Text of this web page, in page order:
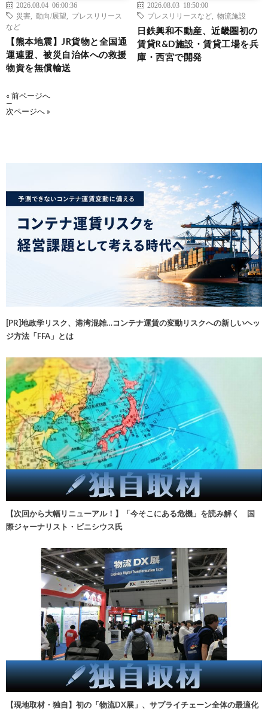
2026.08.04 06:00:36
災害
動向/展望
プレスリリース
など
【熊本地震】JR貨物と全国通
運連盟、被災自治体への救援
物資を無償輸送
2026.08.03 18:50:00
プレスリリースなど
物流施設
日鉄興和不動産、近畿圏初の
賃貸R&D施設・賃貸工場を兵
庫・西宮で開発
« 前ページへ
—
次ページへ »
[PR]地政学リスク、港湾混雑…コンテナ運賃の変動リスクへの新しいヘッ
ジ方法「FFA」とは
【次回から大幅リニューアル！】「今そこにある危機」を読み解く 国
際ジャーナリスト・ビニシウス氏
【現地取材・独自】初の「物流DX展」、サプライチェーン全体の最適化